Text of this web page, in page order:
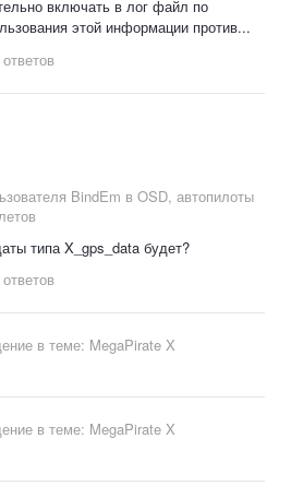
включать в лог файл по
этой информации против...
BindEm в OSD, автопилоты
типа X_gps_data будет?
в теме: MegaPirate X
в теме: MegaPirate X